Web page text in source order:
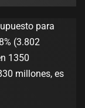
para
(3.802
1350
millones, es